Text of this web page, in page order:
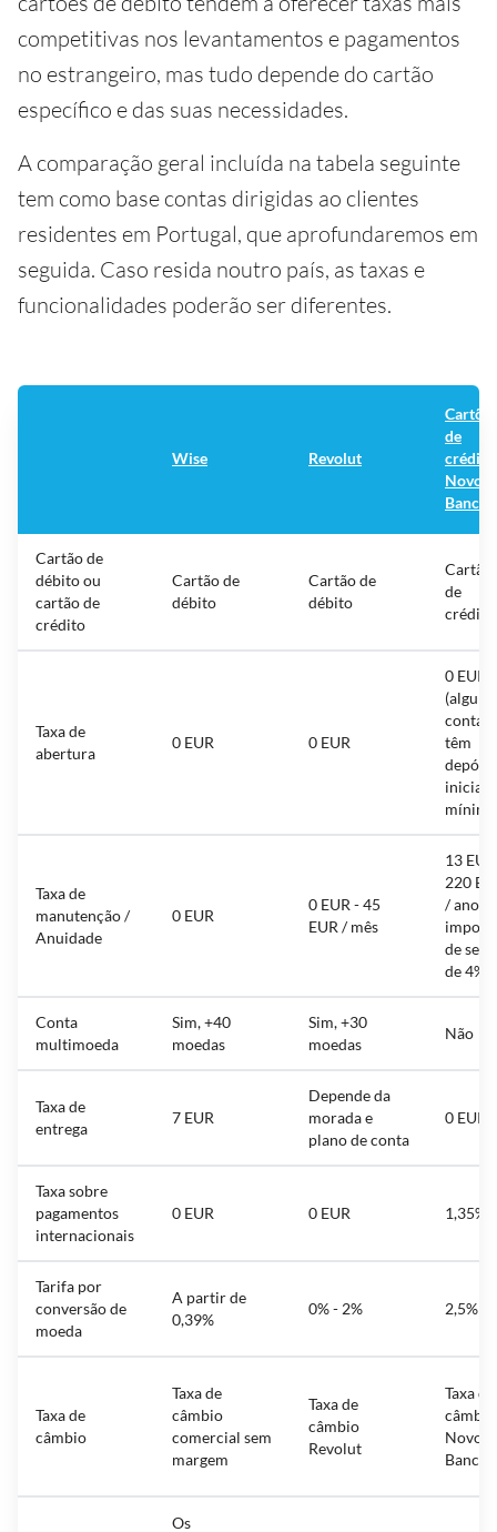
competitivas nos levantamentos e pagamentos
no estrangeiro, mas tudo depende do cartão
específico e das suas necessidades.
A comparação geral incluída na tabela seguinte
tem como base contas dirigidas ao clientes
residentes em Portugal, que aprofundaremos em
seguida. Caso resida noutro país, as taxas e
funcionalidades poderão ser diferentes.
Wise Revolut
Cartões
de
crédito
Novo
Banco
Cartão de
débito ou
cartão de
crédito
Cartão de
débito
Cartão de
débito
Cartão
de
crédito
Taxa de
abertura
0 EUR 0 EUR
0 EUR
contas
têm
iniciais
Taxa de
manutenção /
Anuidade
0 EUR
0 EUR - 45
EUR / mês
13
220
/ ano +
de selo
de 4%
Conta
multimoeda
Sim, +40
moedas
Sim, +30
moedas
Não
Taxa de
entrega
7 EUR
Depende da
morada e
plano de conta
0 EUR
Taxa sobre
pagamentos
internacionais
0 EUR 0 EUR 1,35%
Tarifa por
conversão de
moeda
A partir de
0,39%
0% - 2% 2,5%
Taxa de
câmbio
Taxa de
câmbio
comercial sem
margem
Taxa de
câmbio
Revolut
Taxa de
câmbio
Novo
Banco
Os